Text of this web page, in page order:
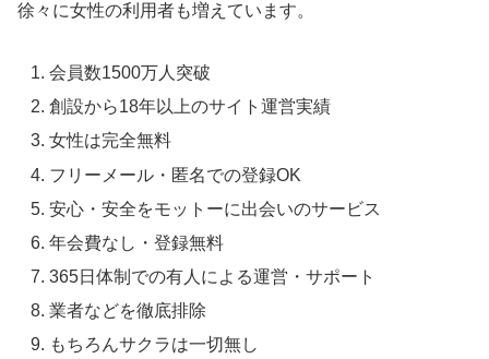
徐々に女性の利用者も増えています。
会員数1500万人突破
創設から18年以上のサイト運営実績
女性は完全無料
フリーメール・匿名での登録OK
安心・安全をモットーに出会いのサービス
年会費なし・登録無料
365日体制での有人による運営・サポート
業者などを徹底排除
もちろんサクラは一切無し